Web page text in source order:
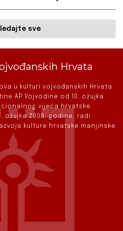
sve
Hrvata
u kulturi vojvođanskih Hrvata
AP Vojvodine od 10. ožujka
vijeća hrvatske
ožujka 2008. godine, radi
kulture hrvatske manjinske